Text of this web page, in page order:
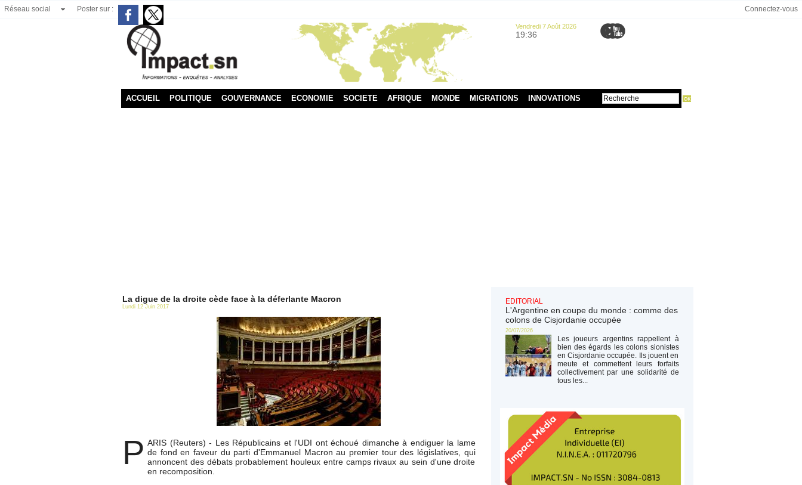
Réseau social Poster sur : Connectez-vous
Vendredi 7 Août 2026
19:36
ACCUEIL POLITIQUE GOUVERNANCE ECONOMIE SOCIETE AFRIQUE MONDE MIGRATIONS INNOVATIONS
La digue de la droite cède face à la déferlante Macron
Lundi 12 Juin 2017
P ARIS (Reuters) - Les Républicains et l'UDI ont échoué dimanche à endiguer la lame
de fond en faveur du parti d'Emmanuel Macron au premier tour des législatives, qui
annoncent des débats probablement houleux entre camps rivaux au sein d'une droite
en recomposition.
EDITORIAL
L'Argentine en coupe du monde : comme des
colons de Cisjordanie occupée
20/07/2026
Les joueurs argentins rappellent à
bien des égards les colons sionistes
en Cisjordanie occupée. Ils jouent en
meute et commettent leurs forfaits
collectivement par une solidarité de
tous les...